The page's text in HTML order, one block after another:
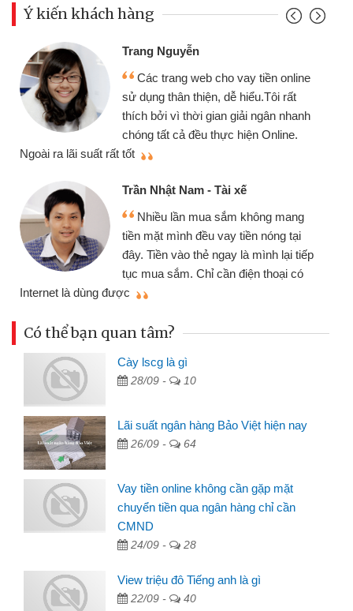
Ý kiến khách hàng
Trang Nguyễn
Các trang web cho vay tiền online
sử dụng thân thiện, dễ hiểu.Tôi rất
thích bởi vì thời gian giải ngân nhanh
chóng tất cả đều thực hiện Online.
Ngoài ra lãi suất rất tốt
Trần Nhật Nam - Tài xế
Nhiều lần mua sắm không mang
tiền mặt mình đều vay tiền nóng tại
đây. Tiền vào thẻ ngay là mình lại tiếp
tục mua sắm. Chỉ cần điện thoại có
Internet là dùng được
Có thể bạn quan tâm?
Cày lscg là gì
28/09 - 10
Lãi suất ngân hàng Bảo Việt hiện nay
26/09 - 64
Vay tiền online không cần gặp mặt
chuyển tiền qua ngân hàng chỉ cần
CMND
24/09 - 28
View triệu đô Tiếng anh là gì
22/09 - 40